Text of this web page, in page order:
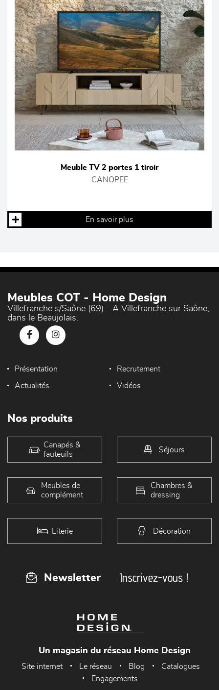
Meuble TV 2 portes 1 tiroir
CANOPEE
En savoir plus
Meubles COT - Home Design
Villefranche s/Saône (69) - A Villefranche sur Saône,
dans le Beaujolais.
Présentation Recrutement
Actualités Vidéos
Nos produits
Canapés &
fauteuils
Séjours
Meubles de
complément
Chambres &
dressing
Literie Décoration
Newsletter Inscrivez-vous !
Un magasin du réseau Home Design
Site internet Le réseau Blog
Catalogues
Engagements